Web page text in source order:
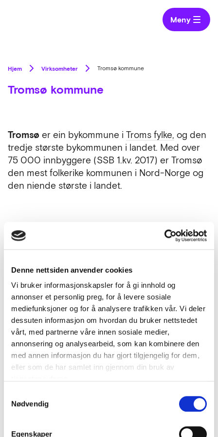
Denne nettsiden anvender cookies
Vi bruker informasjonskapsler for å gi innhold og
annonser et personlig preg, for å levere sosiale
mediefunksjoner og for å analysere trafikken vår. Vi deler
dessuten informasjon om hvordan du bruker nettstedet
vårt, med partnerne våre innen sosiale medier,
annonsering og analysearbeid, som kan kombinere den
med annen informasjon du har gjort tilgjengelig for dem,
eller som de har samlet inn gjennom din bruk av
Nødvendig
Egenskaper
Meny
Hjem Virksomheter Tromsø kommune
Tromsø kommune
Tromsø er ein bykommune i Troms fylke, og den
tredje største bykommunen i landet. Med over
75 000 innbyggere (SSB 1.kv. 2017) er Tromsø
den mest folkerike kommunen i Nord-Norge og
den niende største i landet.
Kontaktinformasjon
Hjemmeside
Relaterte anskaffelser (2)
Avfallsfrie byggeplasser
Å kjøpe mer materialer enn vi har behov for, sortere,
returnere og til slutt betale for å bli kvitt, er en dårlig
løsning både for lommeboken og miljøet. Nå går 11